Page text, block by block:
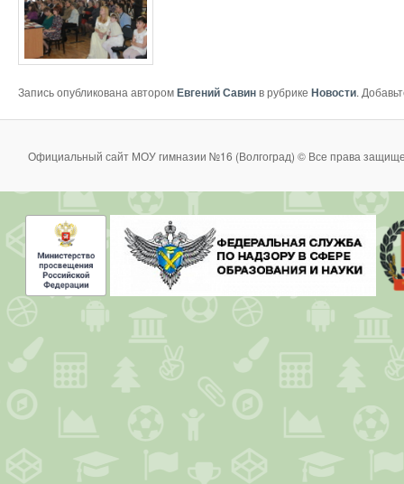
Запись опубликована авторомЕвгений Савинв рубрике Новости.
Официальный сайт МОУ гимназии №16 (Волгоград) © Все права